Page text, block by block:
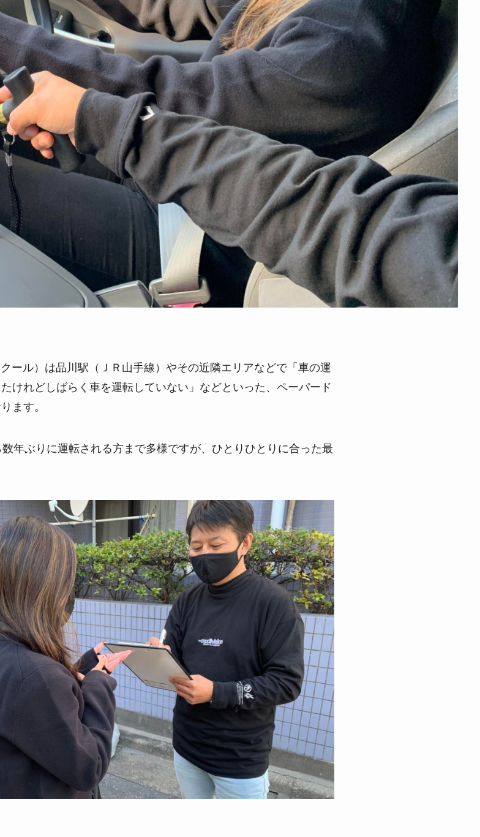
ール）は品川駅（ＪＲ山手線）やその近隣エリアなどで「車の運
けれどしばらく車を運転していない」などといった、ペーパード
ます。
年ぶりに運転される方まで多様ですが、ひとりひとりに合った最